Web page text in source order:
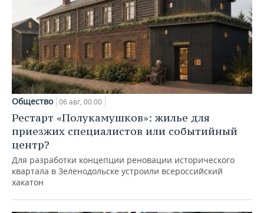
Общество 06 авг, 00:00
Рестарт «Полукамушков»: жилье для
приезжих специалистов или событийный
центр?
Для разработки концепции реновации исторического
квартала в Зеленодольске устроили всероссийский
хакатон